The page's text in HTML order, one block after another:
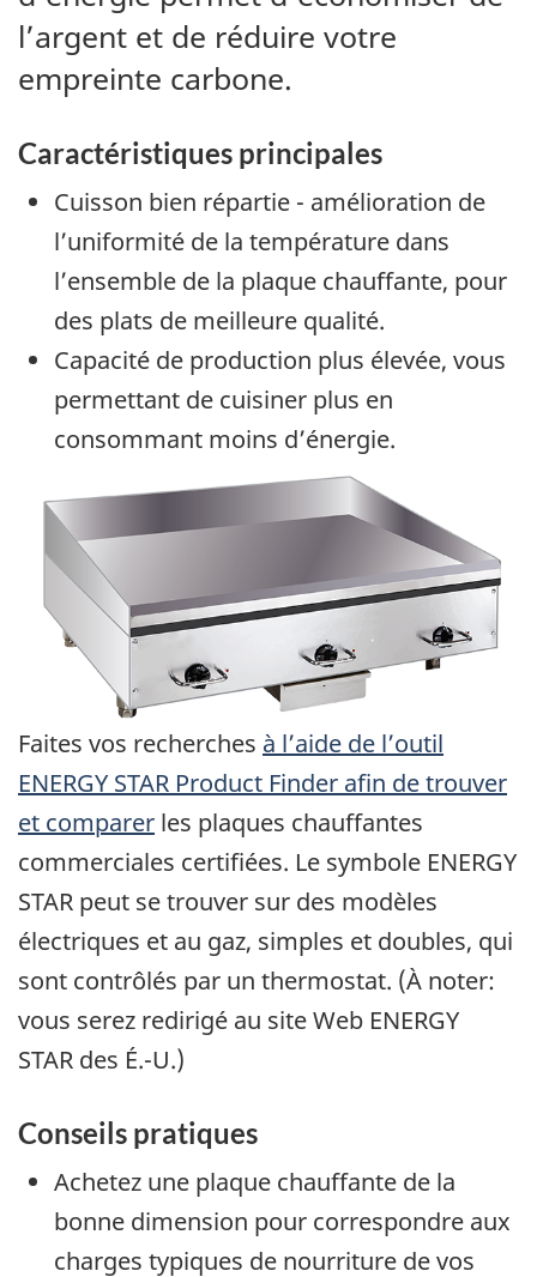
l’argent et de réduire votre
empreinte carbone.
Caractéristiques principales
Cuisson bien répartie - amélioration de
l’uniformité de la température dans
l’ensemble de la plaque chauffante, pour
des plats de meilleure qualité.
Capacité de production plus élevée, vous
permettant de cuisiner plus en
consommant moins d’énergie.
Faites vos recherches à l’aide de l’outil
ENERGY STAR Product Finder afin de trouver
et comparer les plaques chauffantes
commerciales certifiées. Le symbole ENERGY
STAR peut se trouver sur des modèles
électriques et au gaz, simples et doubles, qui
sont contrôlés par un thermostat. (À noter:
vous serez redirigé au site Web ENERGY
STAR des É.-U.)
Conseils pratiques
Achetez une plaque chauffante de la
bonne dimension pour correspondre aux
charges typiques de nourriture de vos